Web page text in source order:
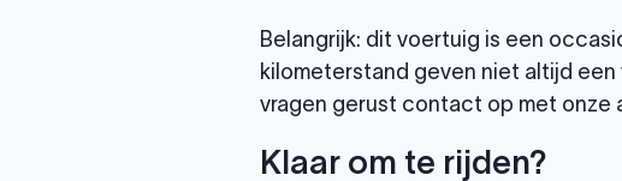
Belangrijk: dit voertuig is een
kilometerstand geven niet altijd een
vragen gerust contact op met onze
Klaar om te rijden?